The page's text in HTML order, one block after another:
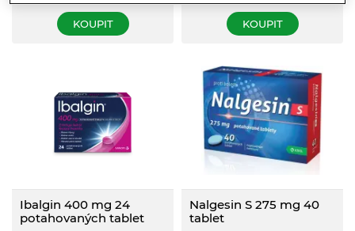
KOUPIT KOUPIT
Ibalgin 400 mg 24
potahovaných tablet
Nalgesin S 275 mg 40
tablet